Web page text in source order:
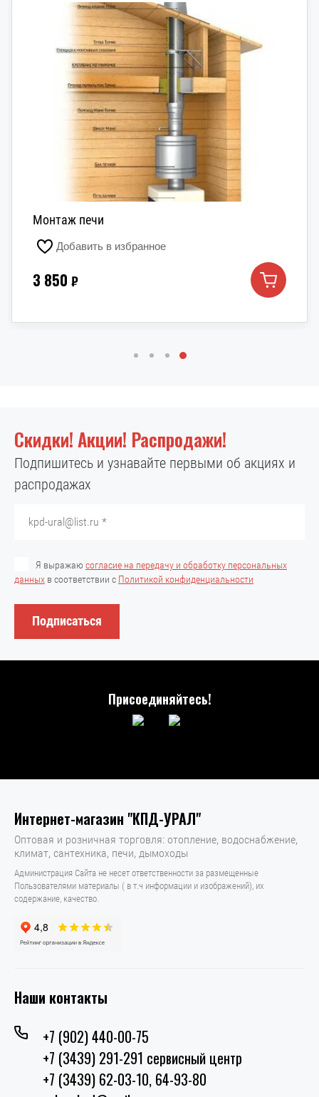
Монтаж печи
Добавить в избранное
3 850 ₽
Скидки! Акции! Распродажи!
Подпишитесь и узнавайте первыми об акциях и
распродажах
Я выражаю согласие на передачу и обработку персональных
данных в соответствии с Политикой конфиденциальности
Подписаться
Присоединяйтесь!
Интернет-магазин "КПД-УРАЛ"
Оптовая и розничная торговля: отопление, водоснабжение,
климат, сантехника, печи, дымоходы
Администрация Сайта не несет ответственности за размещенные
Пользователями материалы ( в т.ч информации и изображений), их
содержание, качество.
Наши контакты
+7 (902) 440-00-75
+7 (3439) 291-291 сервисный центр
+7 (3439) 62-03-10, 64-93-80